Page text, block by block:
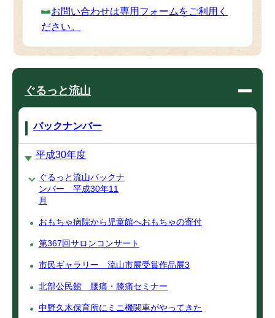
お問い合わせは専用フォームをご利用く
ださい。
ぐるっと流山
バックナンバー
平成30年度
ぐるっと流山バックナ
ンバー 平成30年11
月
おもちゃ病院から児童館へおもちゃの寄付
第367回サロンコンサート
市民ギャラリー 流山市展受賞作品展3
北部公民館 腰痛・膝痛セミナー
中野久木保育所にミニ機関車がやってきた